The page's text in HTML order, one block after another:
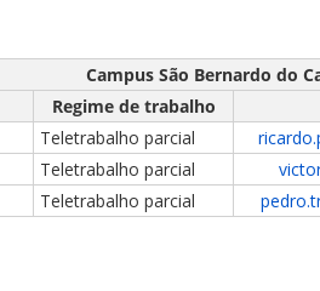
Campus São Bernardo do
Regime de trabalho
Teletrabalho parcial
Teletrabalho parcial
Teletrabalho parcial